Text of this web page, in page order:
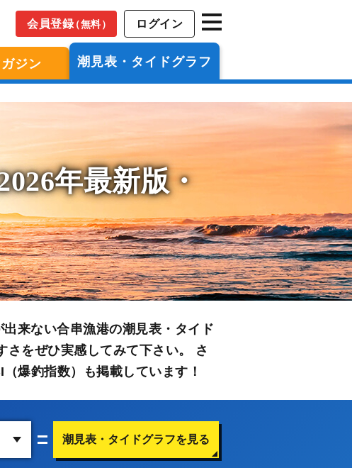
会員登録（無料） ログイン
ジン 潮見表・タイドグラフ
年最新版・
来ない合串漁港の潮見表・タイド
をぜひ実感してみて下さい。 さ
爆釣指数）も掲載しています！
潮見表・タイドグラフを見る